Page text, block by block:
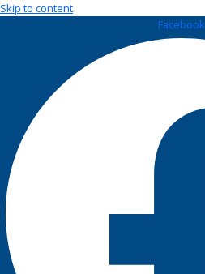
Skip to content
Facebook